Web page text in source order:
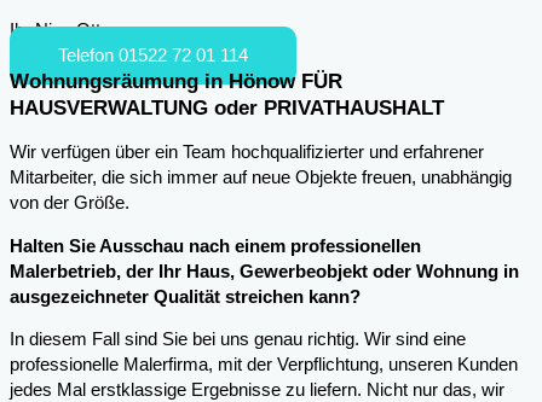
Ihr Nico Otto
Telefon 01522 72 01 114
Wohnungsräumung in Hönow FÜR
HAUSVERWALTUNG oder PRIVATHAUSHALT
Wir verfügen über ein Team hochqualifizierter und erfahrener
Mitarbeiter, die sich immer auf neue Objekte freuen, unabhängig
von der Größe.
Halten Sie Ausschau nach einem professionellen
Malerbetrieb, der Ihr Haus, Gewerbeobjekt oder Wohnung in
ausgezeichneter Qualität streichen kann?
In diesem Fall sind Sie bei uns genau richtig. Wir sind eine
professionelle Malerfirma, mit der Verpflichtung, unseren Kunden
jedes Mal erstklassige Ergebnisse zu liefern. Nicht nur das, wir